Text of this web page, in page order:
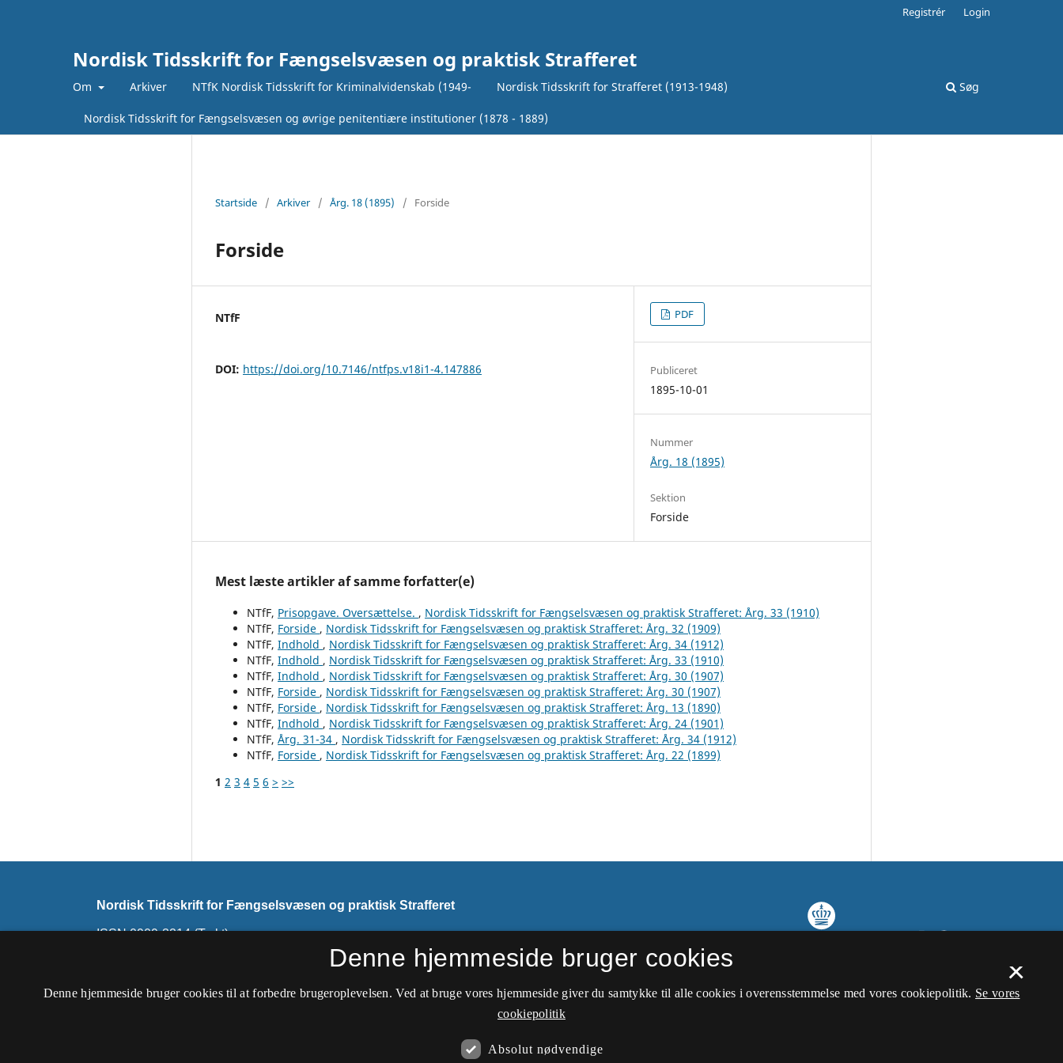
Nordisk Tidsskrift for Fængselsvæsen og praktisk Strafferet
Om Arkiver NTfK Nordisk Tidsskrift for Kriminalvidenskab (1949- Nordisk Tidsskrift for Strafferet (1913-1948)
Nordisk Tidsskrift for Fængselsvæsen og øvrige penitentiære institutioner (1878 - 1889)
Søg
Registrér Login
Startside / Arkiver / Årg. 18 (1895) / Forside
Forside
NTfF
DOI: https://doi.org/10.7146/ntfps.v18i1-4.147886
PDF
Publiceret
1895-10-01
Nummer
Årg. 18 (1895)
Sektion
Forside
Mest læste artikler af samme forfatter(e)
NTfF, Prisopgave. Oversættelse. , Nordisk Tidsskrift for Fængselsvæsen og praktisk Strafferet: Årg. 33 (1910)
NTfF, Forside , Nordisk Tidsskrift for Fængselsvæsen og praktisk Strafferet: Årg. 32 (1909)
NTfF, Indhold , Nordisk Tidsskrift for Fængselsvæsen og praktisk Strafferet: Årg. 34 (1912)
NTfF, Indhold , Nordisk Tidsskrift for Fængselsvæsen og praktisk Strafferet: Årg. 33 (1910)
NTfF, Indhold , Nordisk Tidsskrift for Fængselsvæsen og praktisk Strafferet: Årg. 30 (1907)
NTfF, Forside , Nordisk Tidsskrift for Fængselsvæsen og praktisk Strafferet: Årg. 30 (1907)
NTfF, Forside , Nordisk Tidsskrift for Fængselsvæsen og praktisk Strafferet: Årg. 13 (1890)
NTfF, Indhold , Nordisk Tidsskrift for Fængselsvæsen og praktisk Strafferet: Årg. 24 (1901)
NTfF, Årg. 31-34 , Nordisk Tidsskrift for Fængselsvæsen og praktisk Strafferet: Årg. 34 (1912)
NTfF, Forside , Nordisk Tidsskrift for Fængselsvæsen og praktisk Strafferet: Årg. 22 (1899)
1 2 3 4 5 6 > >>
Nordisk Tidsskrift for Fængselsvæsen og praktisk Strafferet
ISSN 0909-3214 (Trykt)
Tidsskrift for Strafferet.
×
Denne hjemmeside bruger cookies
Denne hjemmeside bruger cookies til at forbedre brugeroplevelsen. Ved at bruge vores hjemmeside giver du samtykke til alle cookies i overensstemmelse med vores cookiepolitik. Se vores
cookiepolitik
Absolut nødvendige